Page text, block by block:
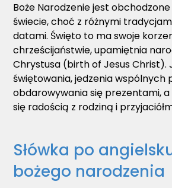
Boże Narodzenie jest
świecie, choć z różnymi
datami. Święto to ma swoje
chrześcijaństwie, upamiętnia
Chrystusa (birth of Jesus Christ).
świętowania, jedzenia wspólnych
obdarowywania się prezentami,
się radością z rodziną i
Słówka po
bożego narodzenia